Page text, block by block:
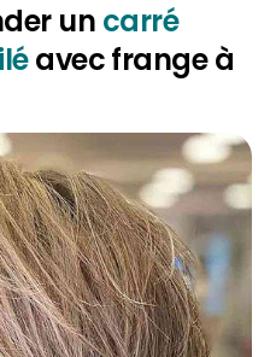
un carré
avec frange à